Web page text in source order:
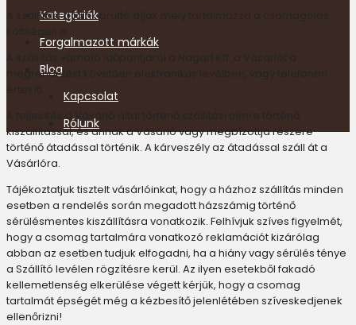
Kategóriák
Forgalmazott márkák
Blog
Kapcsolat
Rólunk
A szállítási díjaink bruttó díjak mely tartalmazza a csomagolás
költségeit is.
A szállítás várható időpontjáról a Nagart Kft. a Vásárlót a
megrendelést követően elektronikus levélben, vagy telefonon
értesíti.
A teljesítés a Vásárló által történő szállítási címre történő
kiszállítással, és annak a Vásárló vagy megbízottja részére
történő átadással történik. A kárveszély az átadással száll át a
Vásárlóra.
Tájékoztatjuk tisztelt vásárlóinkat, hogy a házhoz szállítás minden
esetben a rendelés során megadott házszámig történő
sérülésmentes kiszállításra vonatkozik. Felhívjuk szíves figyelmét,
hogy a csomag tartalmára vonatkozó reklamációt kizárólag
abban az esetben tudjuk elfogadni, ha a hiány vagy sérülés ténye
a Szállító levélen rögzítésre kerül. Az ilyen esetekből fakadó
kellemetlenség elkerülése végett kérjük, hogy a csomag
tartalmát épségét még a kézbesítő jelenlétében szíveskedjenek
ellenőrizni!